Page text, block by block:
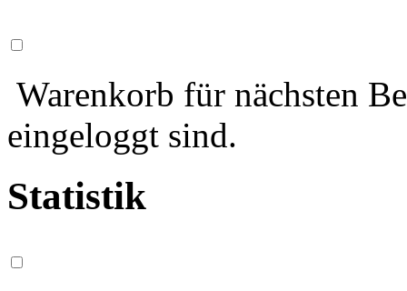
Warenkorb für nächsten
eingeloggt sind.
Statistik